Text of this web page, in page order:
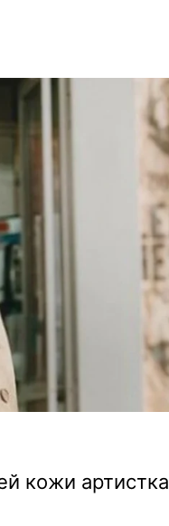
кожи артистка